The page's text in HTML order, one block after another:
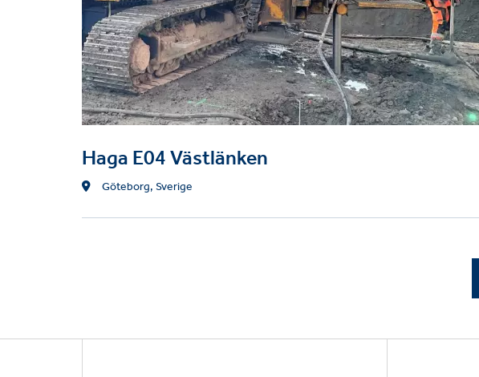
Haga E04 Västlänken
Location
Göteborg, Sverige
Footer